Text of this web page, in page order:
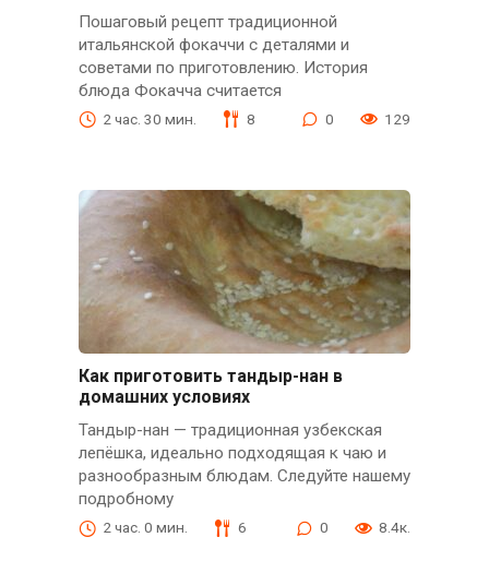
Пошаговый рецепт традиционной
итальянской фокаччи с деталями и
советами по приготовлению. История
блюда Фокачча считается
2 час. 30 мин. 8 0 129
Как приготовить тандыр-нан в
домашних условиях
Тандыр-нан — традиционная узбекская
лепёшка, идеально подходящая к чаю и
разнообразным блюдам. Следуйте нашему
подробному
2 час. 0 мин. 6 0 8.4к.